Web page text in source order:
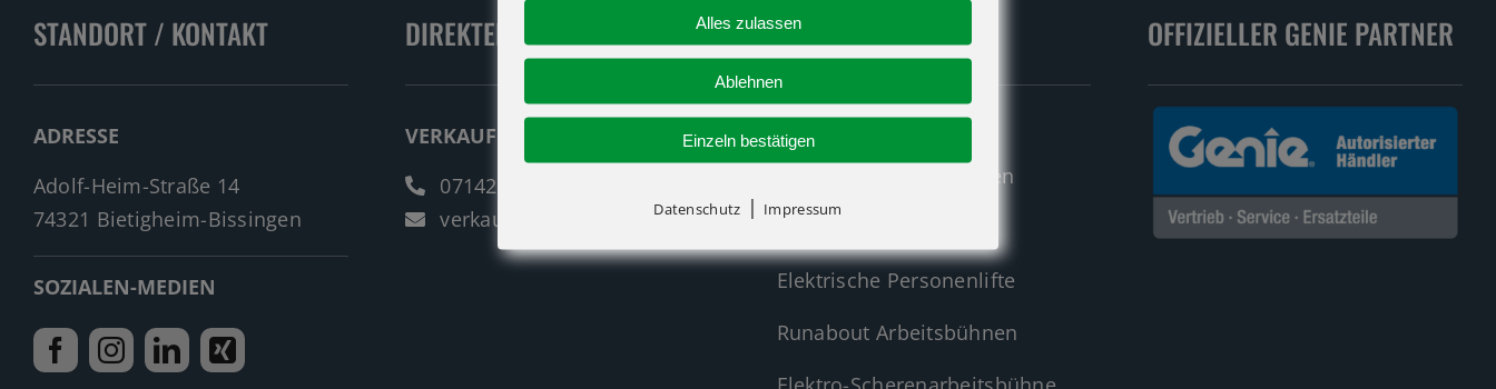
STANDORT / KONTAKT
ADRESSE
Adolf-Heim-Straße 14
74321 Bietigheim-Bissingen
SOZIALEN-MEDIEN
DIREKTER-KONTAKT
VERKAUF
07142 94712-30
verkauf@atglift.de
NAVIGATION
Startseite
Genie Maschinen kaufen
Elektrische Personenlifte
Runabout Arbeitsbühnen
OFFIZIELLER GENIE PARTNER
Alles zulassen
Ablehnen
Einzeln bestätigen
Datenschutz | Impressum